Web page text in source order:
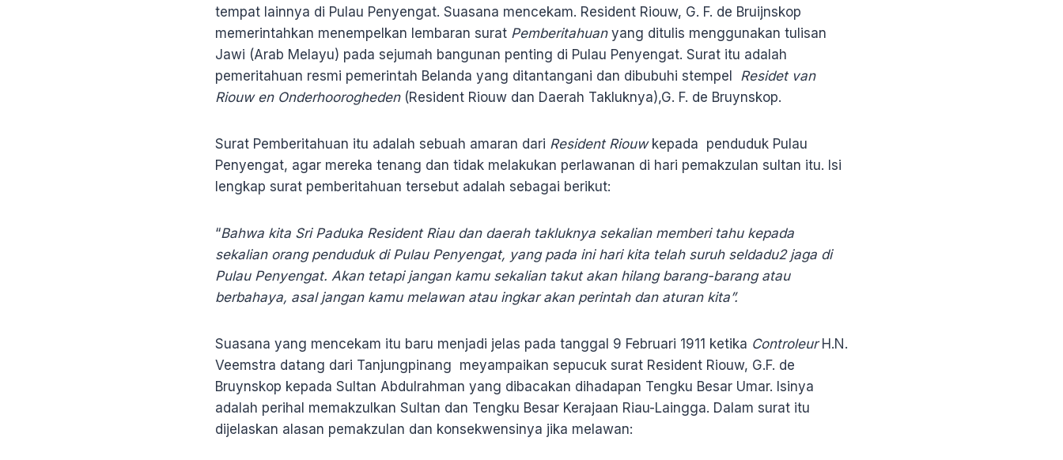
tempat lainnya di Pulau Penyengat. Suasana mencekam. Resident Riouw, G. F. de Bruijnskop
memerintahkan menempelkan lembaran surat Pemberitahuanyang ditulis menggunakan tulisan
Jawi (Arab Melayu) pada sejumah bangunan penting di Pulau Penyengat. Surat itu adalah
pemeritahuan resmi pemerintah Belanda yang ditantangani dan dibubuhi stempel Residet van
Riouw en Onderhoorogheden (Resident Riouw dan Daerah Takluknya),G. F. de Bruynskop.
Surat Pemberitahuan itu adalah sebuah amaran dari Resident Riouwkepada penduduk Pulau
Penyengat, agar mereka tenang dan tidak melakukan perlawanan di hari pemakzulan sultan itu. Isi
lengkap surat pemberitahuan tersebut adalah sebagai berikut:
“Bahwa kita Sri Paduka Resident Riau dan daerah takluknya sekalian memberi tahu kepada
sekalian orang penduduk di Pulau Penyengat, yang pada ini hari kita telah suruh seldadu2 jaga di
Pulau Penyengat. Akan tetapi jangan kamu sekalian takut akan hilang barang-barang atau
berbahaya, asal jangan kamu melawan atau ingkar akan perintah dan aturan kita”.
Suasana yang mencekam itu baru menjadi jelas pada tanggal 9 Februari 1911 ketika ControleurH.N.
Veemstra datang dari Tanjungpinang meyampaikan sepucuk surat Resident Riouw, G.F. de
Bruynskop kepada Sultan Abdulrahman yang dibacakan dihadapan Tengku Besar Umar. Isinya
adalah perihal memakzulkan Sultan dan Tengku Besar Kerajaan Riau-Laingga. Dalam surat itu
dijelaskan alasan pemakzulan dan konsekwensinya jika melawan: